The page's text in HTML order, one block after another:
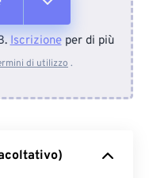
Iscrizioneper di più
di utilizzo .